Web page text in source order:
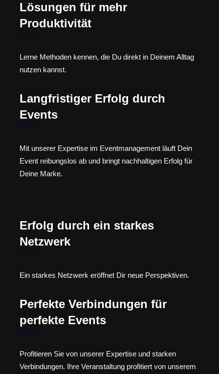
Lösungen für mehr
Produktivität
Lerne Methoden kennen, die Du direkt in Deinem Alltag
nutzen kannst.
Langfristiger Erfolg durch
Events
Mit unserer Expertise im Eventmanagement läuft Dein
Event reibungslos ab und bringt nachhaltigen Erfolg für
Deine Marke.
Erfolg durch ein starkes
Netzwerk
Ein starkes Netzwerk eröffnet Dir neue Perspektiven.
Perfekte Verbindungen für
perfekte Events
Profitieren Sie von unserer Expertise und starken
Verbindungen. Ihre Veranstaltung profitiert von unserem